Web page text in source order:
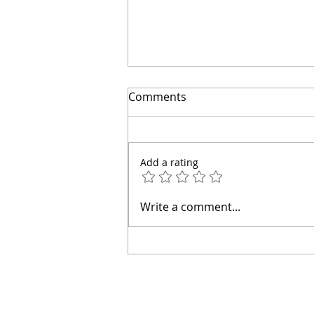
👋 Hola, soy el arquitecto
Comments
Add a rating
Write a comment...